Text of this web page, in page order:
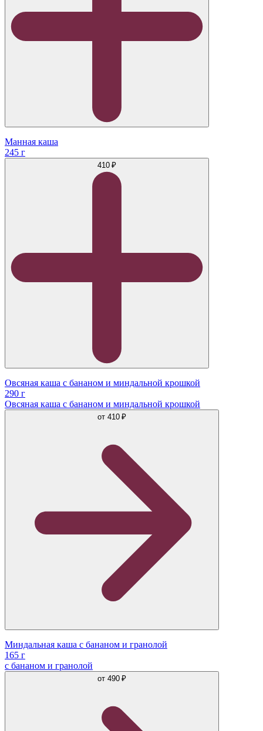
Манная каша
245 г
410 ₽
Овсяная каша с бананом и миндальной крошкой
290 г
Овсяная каша с бананом и миндальной крошкой
от 410 ₽
Миндальная каша с бананом и гранолой
165 г
с бананом и гранолой
от 490 ₽